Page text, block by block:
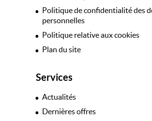
Politique de confidentialité des
personnelles
Politique relative aux cookies
Plan du site
Services
Actualités
Dernières offres